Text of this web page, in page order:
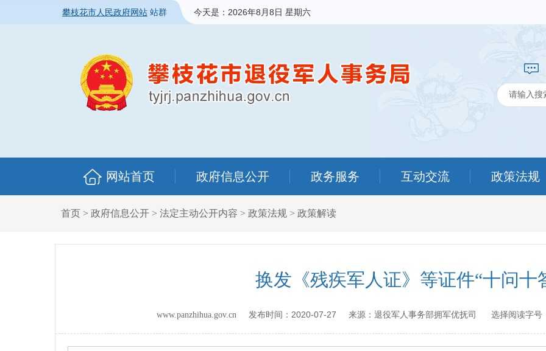
攀枝花市人民政府网站 站群 今天是： 2026年8月8日 星期六
网站首页 政府信息公开 政务服务 互动交流 政策法规
首页> 政府信息公开> 法定主动公开内容 > 政策法规> 政策解读
换发《残疾军人证》等证件“十问十
www.panzhihua.gov.cn 发布时间： 2020-07-27 来源： 退役军人事务部拥军优抚司 选择阅读字号